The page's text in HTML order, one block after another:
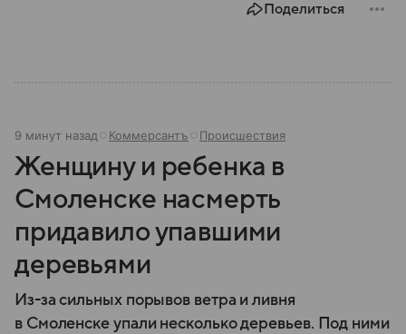
Поделиться
9 минут назад Коммерсантъ Происшествия
Женщину и ребенка в
Смоленске насмерть
придавило упавшими
деревьями
Из-за сильных порывов ветра и ливня
в Смоленске упали несколько деревьев. Под ними